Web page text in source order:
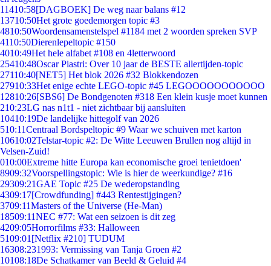
11410:58[DAGBOEK] De weg naar balans #12
13710:50Het grote goedemorgen topic #3
4810:50Woordensamenstelspel #1184 met 2 woorden spreken SVP
4110:50Dierenlepeltopic #150
4010:49Het hele alfabet #108 en 4letterwoord
25410:48Oscar Piastri: Over 10 jaar de BESTE allertijden-topic
27110:40[NET5] Het blok 2026 #32 Blokkendozen
27910:33Het enige echte LEGO-topic #45 LEGOOOOOOOOOOO
12810:26[SBS6] De Bondgenoten #318 Een klein kusje moet kunnen
210:23LG nas n1t1 - niet zichtbaar bij aansluiten
10410:19De landelijke hittegolf van 2026
510:11Centraal Bordspeltopic #9 Waar we schuiven met karton
10610:02Telstar-topic #2: De Witte Leeuwen Brullen nog altijd in
Velsen-Zuid!
010:00Extreme hitte Europa kan economische groei tenietdoen'
8909:32Voorspellingstopic: Wie is hier de weerkundige? #16
29309:21GAE Topic #25 De wederopstanding
4309:17[Crowdfunding] #443 Rentestijgingen?
3709:11Masters of the Universe (He-Man)
18509:11NEC #77: Wat een seizoen is dit zeg
4209:05Horrorfilms #33: Halloween
5109:01 [Netflix #210] TUDUM
16308:231993: Vermissing van Tanja Groen #2
10108:18De Schatkamer van Beeld & Geluid #4